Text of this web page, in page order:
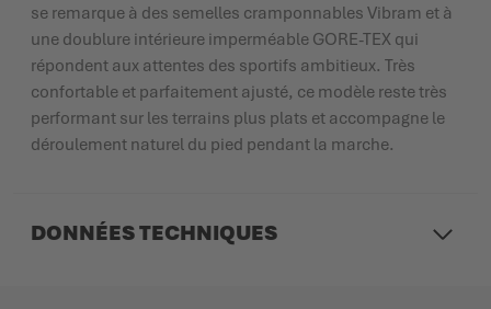
se remarque à des semelles cramponnables Vibram et à
une doublure intérieure imperméable GORE-TEX qui
répondent aux attentes des sportifs ambitieux. Très
confortable et parfaitement ajusté, ce modèle reste très
performant sur les terrains plus plats et accompagne le
déroulement naturel du pied pendant la marche.
DONNÉES TECHNIQUES